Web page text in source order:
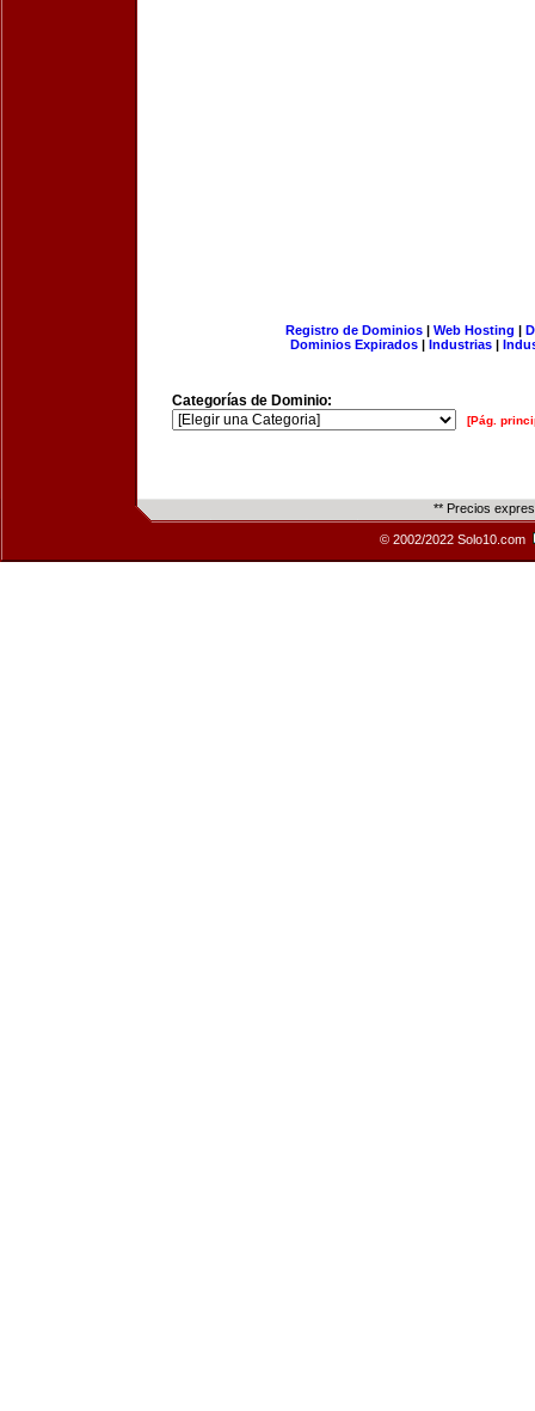
Registro de Dominios| Web Hosting |
Dominios Expirados | Industrias |
Categorías de Dominio:
[Pág.
** Precios
© 2002/2022 Solo10.com